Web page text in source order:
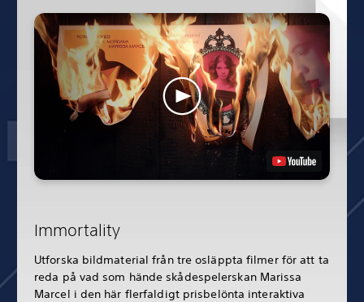
Immortality
Utforska bildmaterial från tre osläppta filmer för att ta
reda på vad som hände skådespelerskan Marissa
Marcel i den här flerfaldigt prisbelönta interaktiva